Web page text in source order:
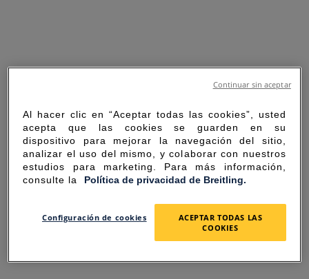
SORRY FOR THE
INCONVENIENCE
Al hacer clic en “Aceptar todas las cookies”, usted
acepta que las cookies se guarden en su
dispositivo para mejorar la navegación del sitio,
analizar el uso del mismo, y colaborar con nuestros
estudios para marketing. Para más información,
consulte la Política de privacidad de Breitling.
Configuración de cookies
ACEPTAR TODAS LAS
COOKIES
Continuar sin aceptar